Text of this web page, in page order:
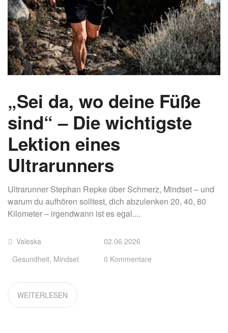
„Sei da, wo deine Füße
sind“ – Die wichtigste
Lektion eines
Ultrarunners
Ultrarunner Stephan Repke über Schmerz, Mindset – und
warum du aufhören solltest, dich abzulenken 20, 40, 80
Kilometer – irgendwann ist es egal....
Valeska
Gesundheit, Mindset
02.06.2026
0 Kommentare
WEITERLESEN